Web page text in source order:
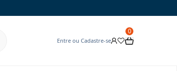
Entre ou Cadastre-se
0